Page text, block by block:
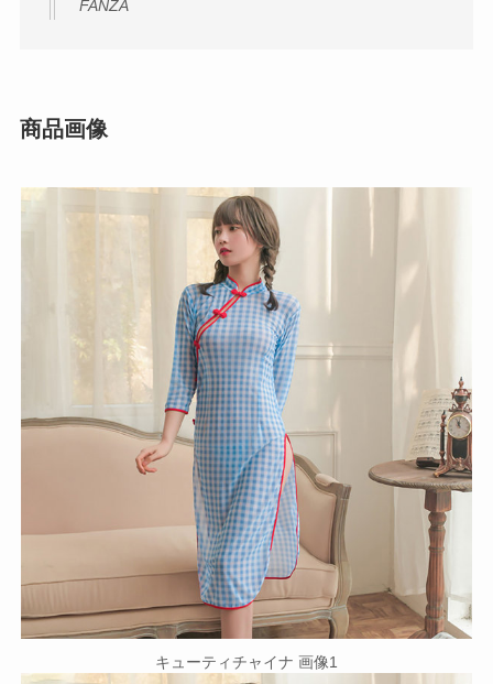
FANZA
商品画像
キューティチャイナ 画像1